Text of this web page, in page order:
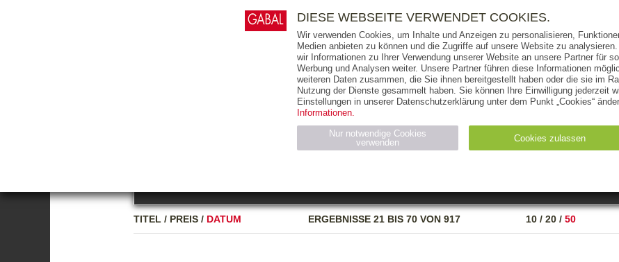
AUSGABEART AUS DER REIHE
TITEL / PREIS / DATUM ERGEBNISSE21 BIS 70 VON 917 10 / 20 / 50
E-BOOKS AUDIO-CDS MP3 NON-BOOKS
THEMEN AUTOREN VERLAG
RIGHTS PRESSE HANDEL FÜR UNTERNEHMEN
DIESE WEBSEITE VERWENDET COOKIES.
Wir verwenden Cookies, um Inhalte und Anzeigen zu personalisieren,
Medien anbieten zu können und die Zugriffe auf unsere Website zu
wir Informationen zu Ihrer Verwendung unserer Website an unsere Partner für
Werbung und Analysen weiter. Unsere Partner führen diese Informationen
weiteren Daten zusammen, die Sie ihnen bereitgestellt haben oder die sie im
Nutzung der Dienste gesammelt haben. Sie können Ihre Einwilligung jederzeit
Einstellungen in unserer Datenschutzerklärung unter dem Punkt „Cookies“
Informationen.
Nur notwendige Cookies
verwenden
Cookies zulassen
Name Anbieter Zweck
CMS_SESSION_ID
gabal-
Wird für die Speicherung der Benutzer-Session verwendet